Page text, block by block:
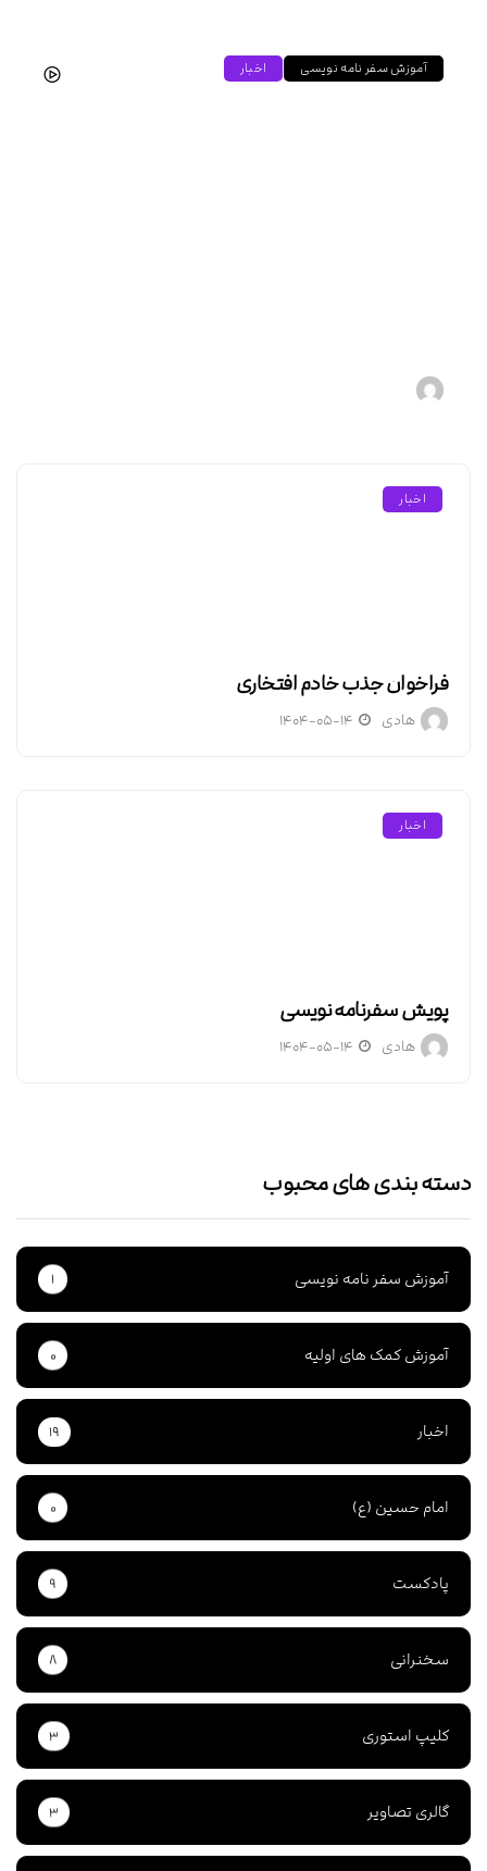
آموزش سفر نامه نویسی اخبار
اخبار
فراخوان جذب خادم افتخاری
هادی ۱۴۰۴-۰۵-۱۴
اخبار
پویش سفرنامه نویسی
هادی ۱۴۰۴-۰۵-۱۴
دسته بندی های محبوب
آموزش سفر نامه نویسی ۱
آموزش کمک های اولیه ۰
اخبار ۱۹
امام حسین (ع) ۰
پادکست ۹
سخنرانی ۸
کلیپ استوری ۳
گالری تصاویر ۳